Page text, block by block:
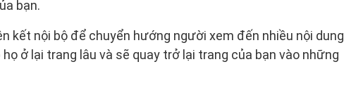
bạn.
kết nội bộ để chuyển hướng người xem đến nhiều nội dung
ở lại trang lâu và sẽ quay trở lại trang của bạn vào những